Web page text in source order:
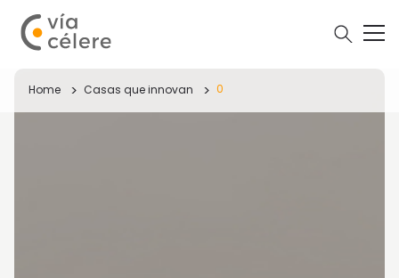
Home Casas que innovan 0